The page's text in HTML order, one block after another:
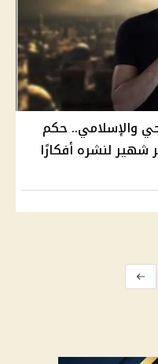
والإسلامي.. حكم
لنشره أفكارًا